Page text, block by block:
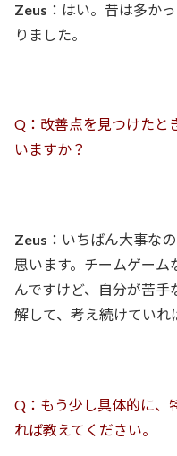
Zeus ：はい。昔は多か
りました。
Q：改善点を見つけたと
いますか？
Zeus ：いちばん大事な
思います。チームゲー
んですけど、自分が苦
解して、考え続けていれ
Q：もう少し具体的に、
れば教えてください。